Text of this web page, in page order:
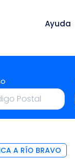
Ayuda
A RÍO BRAVO